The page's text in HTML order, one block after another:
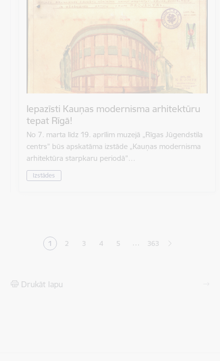
Iepazīsti Kauņas modernisma arhitektūru
tepat Rīgā!
No 7. marta līdz 19. aprīlim muzejā „Rīgas Jūgendstila
centrs” būs apskatāma izstāde „Kauņas modernisma
arhitektūra starpkaru periodā”…
Izstādes
Pašreizējā lapa
1 Lapa
2 Lapa
3 Lapa
4 Lapa
5 … 363
Drukāt lapu